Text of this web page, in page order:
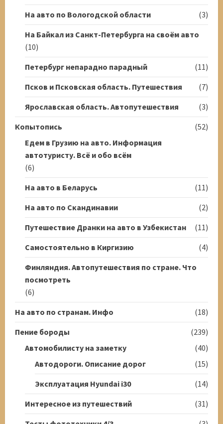
На авто по Вологодской области
(3)
На Байкал из Санкт-Петербурга на своём авто
(10)
Петербург непарадно парадный
(11)
Псков и Псковская область. Путешествия
(7)
Ярославская область. Автопутешествия
(3)
Копытопись
(52)
Едем в Грузию на авто. Информация
автотуристу. Всё и обо всём
(6)
На авто в Беларусь
(11)
На авто по Скандинавии
(2)
Путешествие Дранки на авто в Узбекистан
(11)
Самостоятельно в Киргизию
(4)
Финляндия. Автопутешествия по стране. Что
посмотреть
(6)
На авто по странам. Инфо
(18)
Пение бороды
(239)
Автомобилисту на заметку
(40)
Автодороги. Описание дорог
(15)
Эксплуатация Hyundai i30
(14)
Интересное из путешествий
(31)